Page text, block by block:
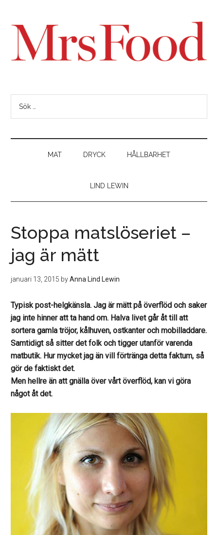
MAT DRYCK HÅLLBARHET
LIND LEWIN
Stoppa matslöseriet –
jag är mätt
januari 13, 2015 byAnna Lind Lewin
Typisk post-helgkänsla. Jag är mätt på överflöd och saker
jag inte hinner att ta hand om. Halva livet går åt till att
sortera gamla tröjor, kålhuven, ostkanter och mobilladdare.
Samtidigt så sitter det folk och tigger utanför varenda
matbutik. Hur mycket jag än vill förtränga detta faktum, så
gör de faktiskt det.
Men hellre än att gnälla över vårt överflöd, kan vi göra
något åt det.